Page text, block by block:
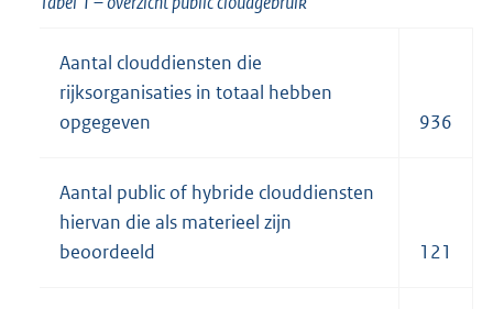
Aantal clouddiensten die
rijksorganisaties in totaal hebben
opgegeven
936
Aantal public of hybride clouddiensten
hiervan die als materieel zijn
beoordeeld
121